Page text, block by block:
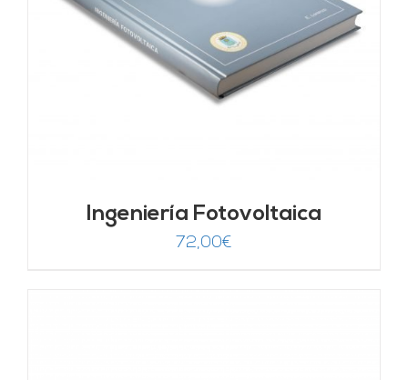
Ingeniería Fotovoltaica
72,00€